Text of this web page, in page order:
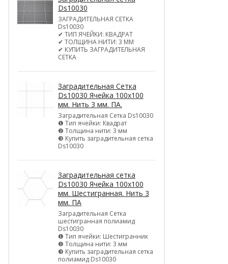
Ds10030
ЗАГРАДИТЕЛЬНАЯ СЕТКА
Ds10030
✔ ТИП ЯЧЕЙКИ: КВАДРАТ
✔ ТОЛЩИНА НИТИ: 3 ММ
✔ КУПИТЬ ЗАГРАДИТЕЛЬНАЯ
СЕТКА
Заградительная Сетка
Ds10030 Ячейка 100х100
мм. Нить 3 мм. ПА.
Заградительная Сетка Ds10030
❶ Тип ячейки: Квадрат
❷ Толщина нити: 3 мм
❸ Купить заградительная сетка
Ds10030
Заградительная сетка
Ds10030 Ячейка 100х100
мм. Шестигранная. Нить 3
мм. ПА
Заградительная Сетка
шестигранная полиамид
Ds10030
❶ Тип ячейки: Шестигранник
❷ Толщина нити: 3 мм
❸ Купить заградительная сетка
полиамид Ds10030